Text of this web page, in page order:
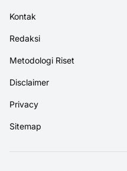
Kontak
Redaksi
Metodologi Riset
Disclaimer
Privacy
Sitemap